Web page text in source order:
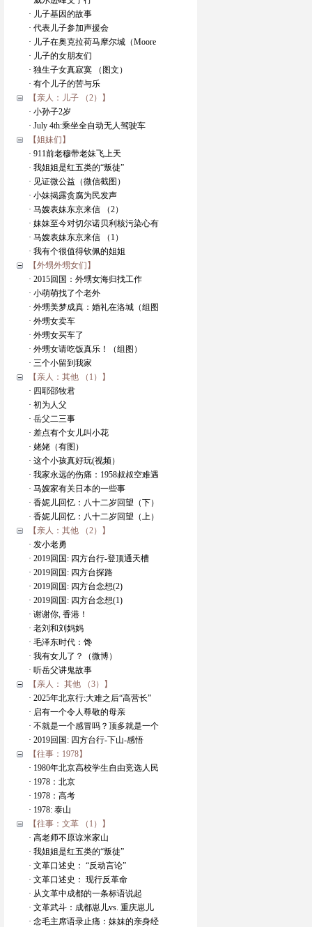
· 儿子基因的故事
· 代表儿子参加声援会
· 儿子在奥克拉荷马摩尔城（Moore
· 儿子的女朋友们
· 独生子女真寂寞 （图文）
· 有个儿子的苦与乐
【亲人：儿子 （2）】
· 小孙子2岁
· July 4th:乘坐全自动无人驾驶车
【姐妹们】
· 911前老穆带老妹飞上天
· 我姐姐是红五类的“叛徒”
· 见证微公益（微信截图）
· 小妹揭露贪腐为民发声
· 马嫂表妹东京来信 （2）
· 妹妹至今对切尔诺贝利核污染心有
· 马嫂表妹东京来信 （1）
· 我有个很值得钦佩的姐姐
【外甥外甥女们】
· 2015回国：外甥女海归找工作
· 小萌萌找了个老外
· 外甥美梦成真：婚礼在洛城（组图
· 外甥女卖车
· 外甥女买车了
· 外甥女请吃饭真乐！（组图）
· 三个小留到我家
【亲人：其他 （1）】
· 四耶邵牧君
· 初为人父
· 岳父二三事
· 差点有个女儿叫小花
· 姥姥（有图）
· 这个小孩真好玩(视频）
· 我家永远的伤痛：1958叔叔空难遇
· 马嫂家有关日本的一些事
· 香妮儿回忆：八十二岁回望（下）
· 香妮儿回忆：八十二岁回望（上）
【亲人：其他 （2）】
· 发小老勇
· 2019回国: 四方台行-登顶通天槽
· 2019回国: 四方台探路
· 2019回国: 四方台念想(2)
· 2019回国: 四方台念想(1)
· 谢谢你, 香港！
· 老刘和刘妈妈
· 毛泽东时代：馋
· 我有女儿了？（微博）
· 听岳父讲鬼故事
【亲人： 其他 （3）】
· 2025年北京行:大难之后“高营长”
· 启有一个令人尊敬的母亲
· 不就是一个感冒吗？顶多就是一个
· 2019回国: 四方台行-下山-感悟
【往事：1978】
· 1980年北京高校学生自由竞选人民
· 1978：北京
· 1978：高考
· 1978: 泰山
【往事：文革 （1）】
· 高老师不原谅米家山
· 我姐姐是红五类的“叛徒”
· 文革口述史： “反动言论”
· 文革口述史： 现行反革命
· 从文革中成都的一条标语说起
· 文革武斗：成都崽儿vs. 重庆崽儿
· 念毛主席语录止痛：妹妹的亲身经